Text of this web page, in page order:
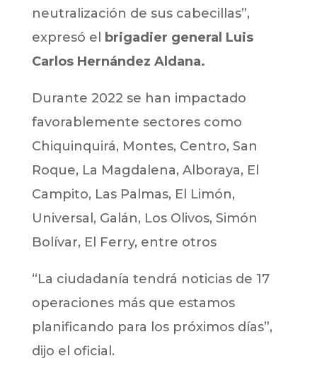
neutralización de sus cabecillas”,
expresó el brigadier general Luis
Carlos Hernández Aldana.
Durante 2022 se han impactado
favorablemente sectores como
Chiquinquirá, Montes, Centro, San
Roque, La Magdalena, Alboraya, El
Campito, Las Palmas, El Limón,
Universal, Galán, Los Olivos, Simón
Bolívar, El Ferry, entre otros
“La ciudadanía tendrá noticias de 17
operaciones más que estamos
planificando para los próximos días”,
dijo el oficial.